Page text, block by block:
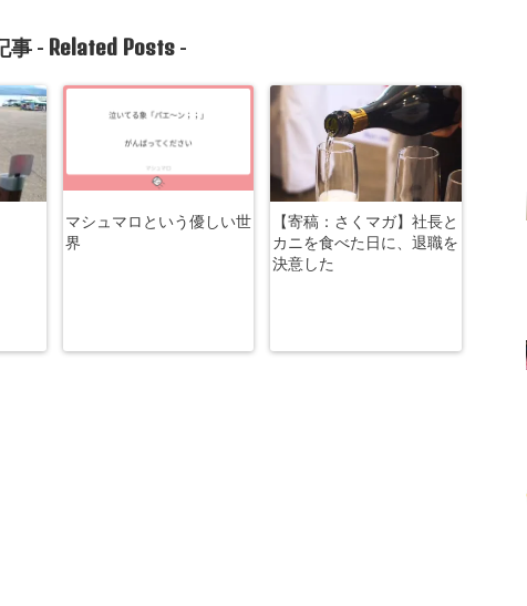
事 - Related Posts-
マシュマロという優しい世
界
【寄稿：さくマガ】社長と
カニを食べた日に、退職を
決意した